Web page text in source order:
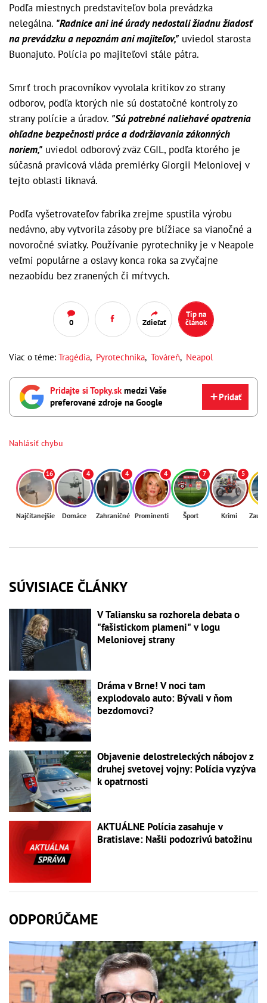
Podľa miestnych predstaviteľov bola prevádzka
nelegálna. "Radnice ani iné úrady nedostali žiadnu žiadosť
na prevádzku a nepoznám ani majiteľov," uviedol starosta
Buonajuto. Polícia po majiteľovi stále pátra.
Smrť troch pracovníkov vyvolala kritikov zo strany
odborov, podľa ktorých nie sú dostatočné kontroly zo
strany polície a úradov. "Sú potrebné naliehavé opatrenia
ohľadne bezpečnosti práce a dodržiavania zákonných
noriem," uviedol odborový zväz CGIL, podľa ktorého je
súčasná pravicová vláda premiérky Giorgii Meloniovej v
tejto oblasti liknavá.
Podľa vyšetrovateľov fabrika zrejme spustila výrobu
nedávno, aby vytvorila zásoby pre blížiace sa vianočné a
novoročné sviatky. Používanie pyrotechniky je v Neapole
veľmi populárne a oslavy konca roka sa zvyčajne
nezaobídu bez zranených či mŕtvych.
0 Zdieľať
Tip na
článok
Viac o téme: Tragédia, Pyrotechnika, Továreň, Neapol
Pridajte si Topky.skmedzi Vaše
preferované zdroje na Google
Pridať
Nahlásiť chybu
16
Najčítanejšie
4
Domáce
4
Zahraničné
4
Prominenti
7
Šport
5
Krimi
SÚVISIACE ČLÁNKY
V Taliansku sa rozhorela debata o
"fašistickom plameni" v logu
Meloniovej strany
Dráma v Brne! V noci tam
explodovalo auto: Bývali v ňom
bezdomovci?
Objavenie delostreleckých nábojov z
druhej svetovej vojny: Polícia vyzýva
k opatrnosti
AKTUÁLNE Polícia zasahuje v
Bratislave: Našli podozrivú batožinu
ODPORÚČAME